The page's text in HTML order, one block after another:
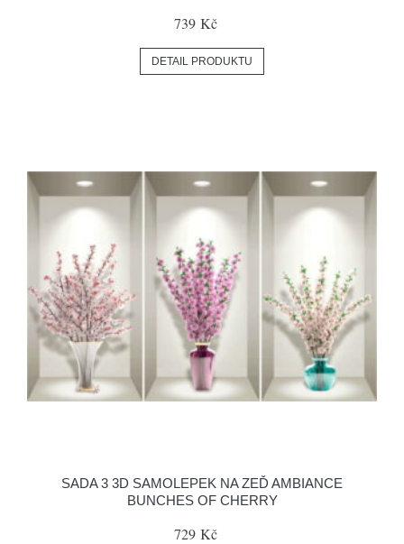
739 Kč
DETAIL PRODUKTU
SADA 3 3D SAMOLEPEK NA ZEĎ AMBIANCE
BUNCHES OF CHERRY
729 Kč